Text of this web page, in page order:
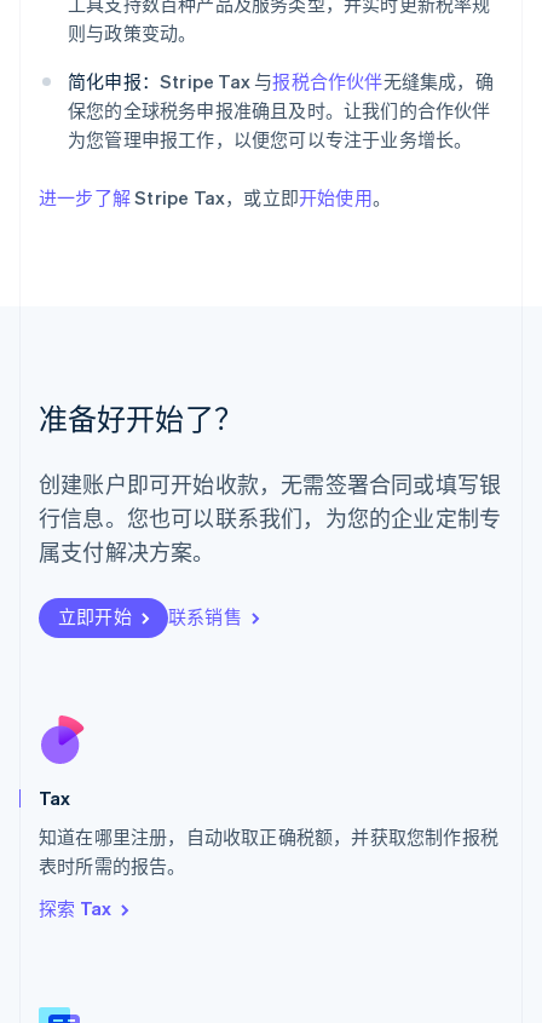
则与政策变动。
简化申报： Stripe Tax 与报税合作伙伴无缝集成，确
保您的全球税务申报准确且及时。让我们的合作伙伴
为您管理申报工作，以便您可以专注于业务增长。
进一步了解Stripe Tax，或立即开始使用。
准备好开始了？
创建账户即可开始收款，无需签署合同或填写银
行信息。您也可以联系我们，为您的企业定制专
属支付解决方案。
立即开始 联系销售
Tax
知道在哪里注册，自动收取正确税额，并获取您制作报税
表时所需的报告。
探索 Tax
拉脱维亚
English
English
列支敦士登
Deutsch English
卢森堡
罗马尼亚
墨西哥
EspañolEnglish
English
葡萄牙
PortuguêsEnglish
日本
瑞典
Svenska English
瑞士
English
斯洛伐克
泰国
ไทยEnglish
English
English